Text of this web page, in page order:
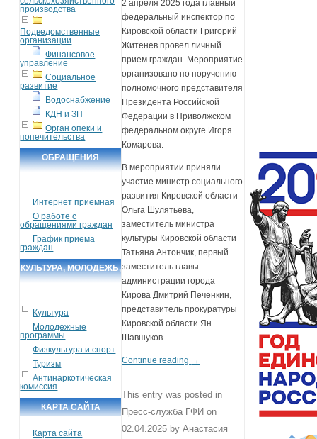
производства
Подведомственные
организации
Финансовое
управление
Социальное
развитие
Водоснабжение
КДН и ЗП
Орган опеки и
попечительства
ОБРАЩЕНИЯ
Интернет приемная
О работе с
обращениями граждан
График приема
граждан
КУЛЬТУРА, МОЛОДЕЖЬ,
Культура
Молодежные
программы
Физкультура и спорт
Туризм
Антинаркотическая
комиссия
КАРТА САЙТА
Карта сайта
2 апреля 2025 года главный
федеральный инспектор по
Кировской области Григорий
Житенев провел личный
прием граждан. Мероприятие
организовано по поручению
полномочного представителя
Президента Российской
Федерации в Приволжском
федеральном округе Игоря
Комарова.
В мероприятии приняли
участие министр социального
развития Кировской области
Ольга Шулятьева,
заместитель министра
культуры Кировской области
Татьяна Антончик, первый
заместитель главы
администрации города
Кирова Дмитрий Печенкин,
представитель прокуратуры
Кировской области Ян
Шавшуков.
Continue reading →
This entry was posted in
Пресс-служба ГФИ on
02.04.2025 byАнастасия